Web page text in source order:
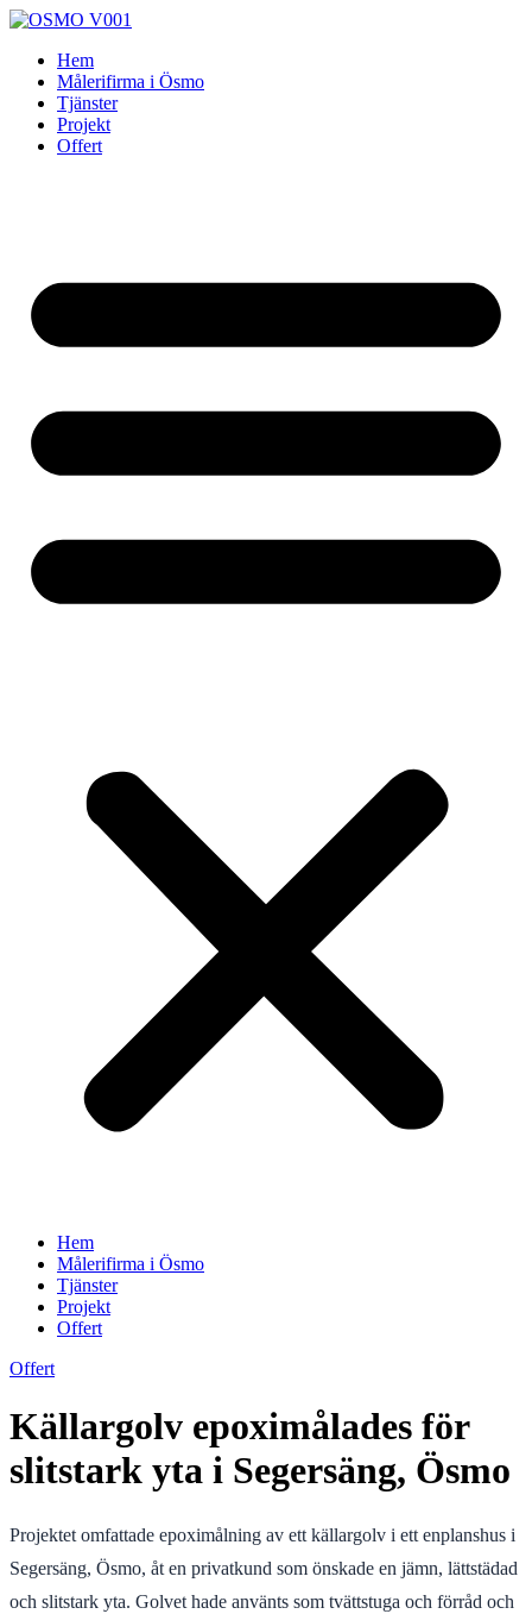
Skip
contentHem
Målerifirma i Ösmo
Tjänster
Projekt
Offert
Hem
Målerifirma i Ösmo
Tjänster
Projekt
Offert
Offert
Källargolv epoximålades för
slitstark yta i Segersäng, Ösmo
Projektet omfattade epoximålning av ett källargolv i ett enplanshus i
Segersäng, Ösmo, åt en privatkund som önskade en jämn, lättstädad
och slitstark yta. Golvet hade använts som tvättstuga och förråd och